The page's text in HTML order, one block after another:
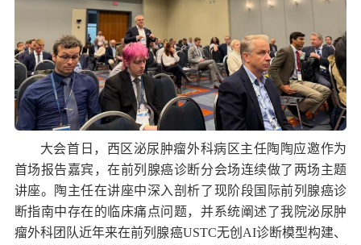
大会首日，西区泌尿肿瘤外科病区主任陶陶应邀作为
首场报告嘉宾，在前列腺癌诊断分会场连续做了两场主题
讲座。陶主任在讲座中深入剖析了现阶段国际前列腺癌诊
断指南中存在的临床痛点问题，并系统阐述了我院泌尿肿
瘤外科团队近年来在前列腺癌USTC无创AI诊断模型构建、